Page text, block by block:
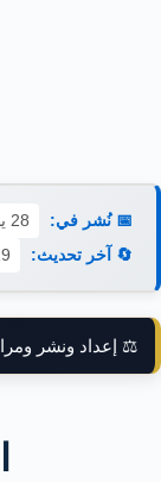
📅 نُشر في:
28 يناير، 2022
🔄 آخر تحديث:
19
⚖️ إعداد ونشر